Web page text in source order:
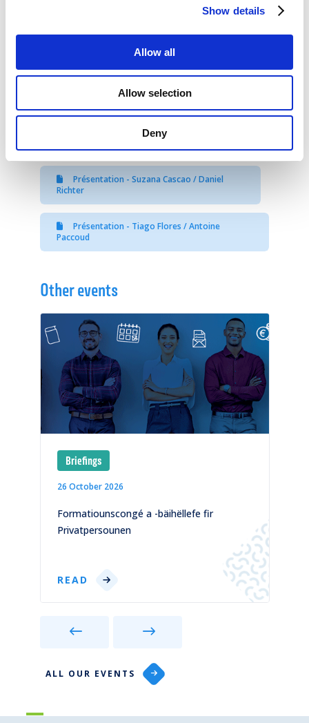
Show details
Allow all
Allow selection
Deny
Présentation - Estelle Berthereau
Présentation - Kevin Goergen
Présentation - Luca Federico Cerra
Présentation - Suzana Cascao / Daniel
Richter
Présentation - Tiago Flores / Antoine
Paccoud
Other events
Briefings
26 October 2026
Formatiounscongé a -bäihëllefe fir
Privatpersounen
READ
ALL OUR EVENTS